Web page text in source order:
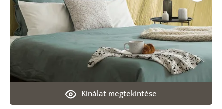
Kínálat megtekintése